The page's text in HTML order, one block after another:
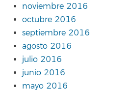
noviembre 2016
octubre 2016
septiembre 2016
agosto 2016
julio 2016
junio 2016
mayo 2016